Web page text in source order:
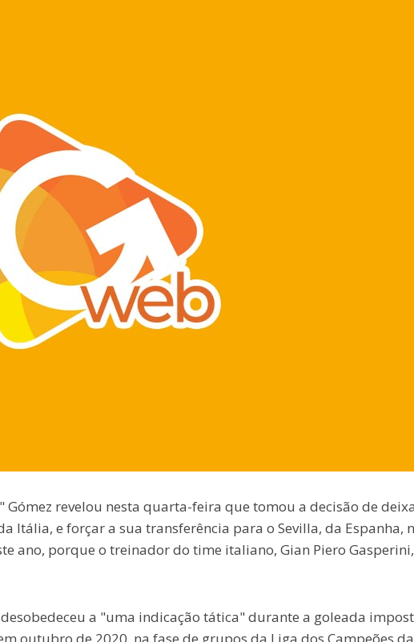
revelou nesta quarta-feira que tomou a decisão de
Itália, e forçar a sua transferência para o Sevilla, da Espanha,
ano, porque o treinador do time italiano, Gian Piero
a "uma indicação tática" durante a goleada